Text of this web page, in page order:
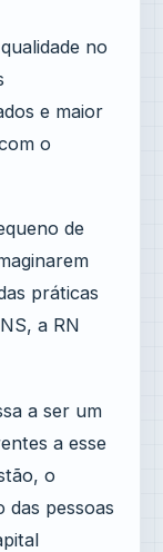
no
e maior
o
de
práticas
a RN
a ser um
a esse
o
pessoas